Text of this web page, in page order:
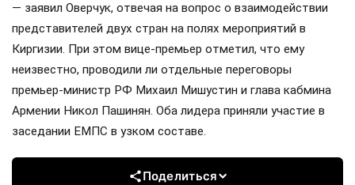
— заявил Оверчук, отвечая на вопрос о взаимодействии
представителей двух стран на полях мероприятий в
Киргизии. При этом вице-премьер отметил, что ему
неизвестно, проводили ли отдельные переговоры
премьер-министр РФ Михаил Мишустин и глава кабмина
Армении Никол Пашинян. Оба лидера приняли участие в
заседании ЕМПС в узком составе.
Поделиться